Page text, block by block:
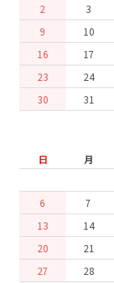
2
3
9
10
16
17
23
24
30
31
日
月
6
7
13
14
20
21
27
28